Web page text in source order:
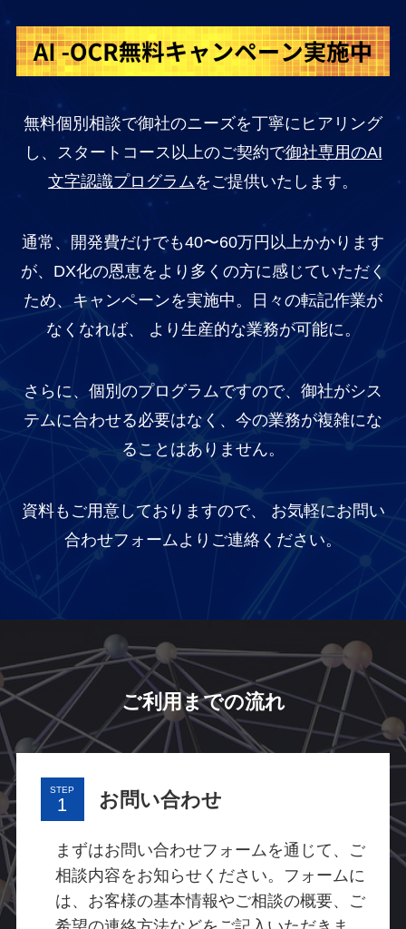
無料個別相談で御社のニーズを丁寧にヒアリング
し、スタートコース以上のご契約で御社専用のAI
文字認識プログラム をご提供いたします。
通常、開発費だけでも40〜60万円以上かかります
が、DX化の恩恵をより多くの方に感じていただく
ため、キャンペーンを実施中。日々の転記作業が
なくなれば、 より生産的な業務が可能に。
さらに、個別のプログラムですので、御社がシス
テムに合わせる必要はなく、今の業務が複雑にな
ることはありません。
資料もご用意しておりますので、 お気軽にお問い
合わせフォームよりご連絡ください。
ご利用までの流れ
STEP お問い合わせ
まずはお問い合わせフォームを通じて、ご
相談内容をお知らせください。フォームに
は、お客様の基本情報やご相談の概要、ご